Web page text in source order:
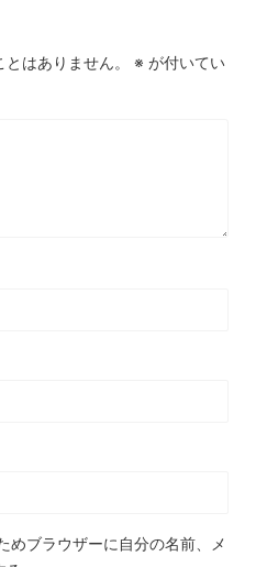
はありません。 ※ が付いてい
めブラウザーに自分の名前、メ